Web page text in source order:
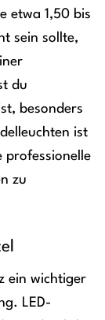
etwa 1,50 bis
sein sollte,
du
besonders
ist
professionelle
zu
ein wichtiger
LED-